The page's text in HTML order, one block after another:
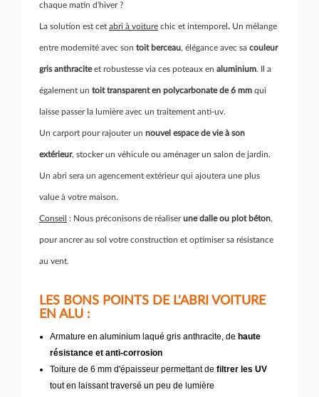
chaque matin d'hiver ?
La solution est cet abri à voiture chic et intemporel. Un mélange
entre modernité avec son toit berceau, élégance avec sa couleur
gris anthraciteet robustesse via ces poteaux en aluminium. Il a
également un toit transparent en polycarbonate de 6 mm qui
laisse passer la lumière avec un traitement anti-uv.
Un carport pour rajouter un nouvel espace de vie à son
extérieur, stocker un véhicule ou aménager un salon de jardin.
Un abri sera un agencement extérieur qui ajoutera une plus
value à votre maison.
Conseil : Nous préconisons de réaliserune dalle ou plot béton,
pour ancrer au sol votre construction et optimiser sa résistance
au vent.
LES BONS POINTS DE L'ABRI VOITURE
EN ALU :
Armature en aluminium laqué gris anthracite, de haute
résistance et anti-corrosion
Toiture de 6 mm d'épaisseur permettant de filtrer les UV
tout en laissant traversé un peu de lumière